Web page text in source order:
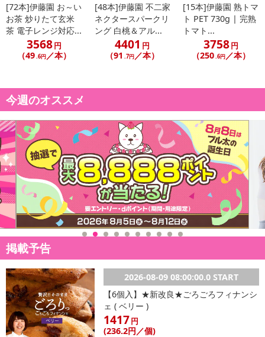
[72本]伊藤園 お～い
お茶 炒りたて玄米
茶 電子レンジ対応...
3568円
（49.6円／本）
[48本]伊藤園 不二家
ネクタースパークリ
ング 白桃＆アル...
4401 円
（91 .7円／本）
[15本]伊藤園 熟トマ
ト PET 730g | 完熟
トマト...
3758円
（250.6円／本）
今週のオススメ
掲載予告
2026-08-09 08:00:00.0 START
【6個入】★新改良★ごろごろフィナンシ
ェ ( ベリー )
1417円
(236.2円 ／個)